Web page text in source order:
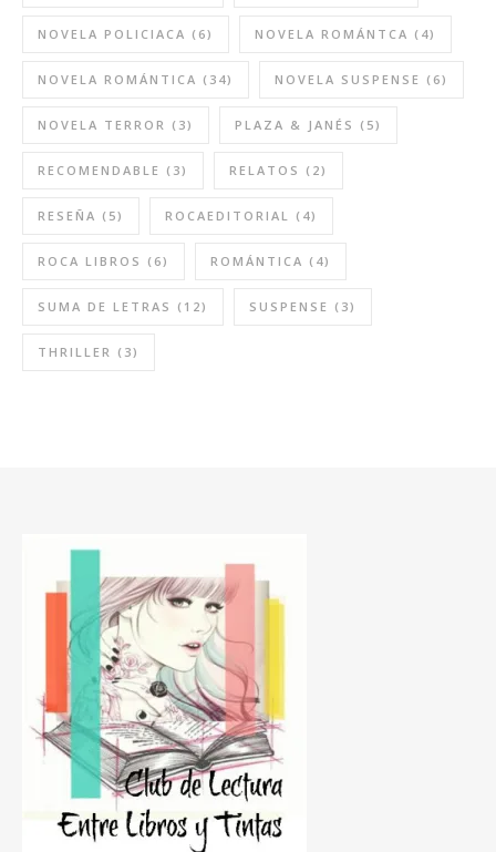
NOVELA POLICIACA (6) NOVELA ROMÁNTCA (4)
NOVELA ROMÁNTICA (34) NOVELA SUSPENSE (6)
NOVELA TERROR (3) PLAZA & JANÉS (5)
RECOMENDABLE (3) RELATOS (2)
RESEÑA (5) ROCAEDITORIAL (4)
ROCA LIBROS (6) ROMÁNTICA (4)
SUMA DE LETRAS (12) SUSPENSE (3)
THRILLER (3)